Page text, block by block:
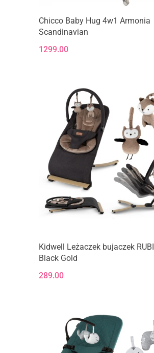
Chicco Baby Hug 4w1 Armonia
Scandinavian
1299.00
Kidwell Leżaczek bujaczek RUBI
Black Gold
289.00